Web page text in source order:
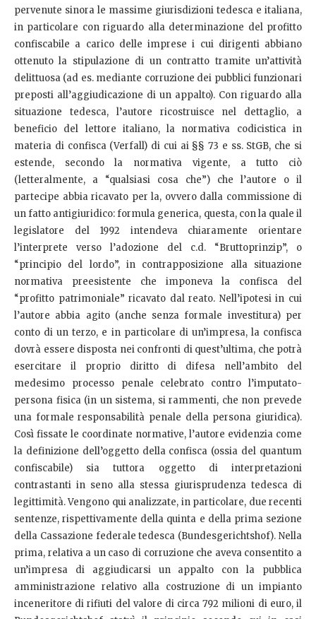
pervenute sinora le massime giurisdizioni tedesca e italiana,
in particolare con riguardo alla determinazione del profitto
confiscabile a carico delle imprese i cui dirigenti abbiano
ottenuto la stipulazione di un contratto tramite un’attività
delittuosa (ad es. mediante corruzione dei pubblici funzionari
preposti all’aggiudicazione di un appalto). Con riguardo alla
situazione tedesca, l’autore ricostruisce nel dettaglio, a
beneficio del lettore italiano, la normativa codicistica in
materia di confisca (Verfall) di cui ai §§ 73 e ss. StGB, che si
estende, secondo la normativa vigente, a tutto ciò
(letteralmente, a “qualsiasi cosa che”) che l’autore o il
partecipe abbia ricavato per la, ovvero dalla commissione di
un fatto antigiuridico: formula generica, questa, con la quale il
legislatore del 1992 intendeva chiaramente orientare
l’interprete verso l’adozione del c.d. “Bruttoprinzip”, o
“principio del lordo”, in contrapposizione alla situazione
normativa preesistente che imponeva la confisca del
“profitto patrimoniale” ricavato dal reato. Nell’ipotesi in cui
l’autore abbia agito (anche senza formale investitura) per
conto di un terzo, e in particolare di un’impresa, la confisca
dovrà essere disposta nei confronti di quest’ultima, che potrà
esercitare il proprio diritto di difesa nell’ambito del
medesimo processo penale celebrato contro l’imputato-
persona fisica (in un sistema, si rammenti, che non prevede
una formale responsabilità penale della persona giuridica).
Così fissate le coordinate normative, l’autore evidenzia come
la definizione dell’oggetto della confisca (ossia del quantum
confiscabile) sia tuttora oggetto di interpretazioni
contrastanti in seno alla stessa giurisprudenza tedesca di
legittimità. Vengono qui analizzate, in particolare, due recenti
sentenze, rispettivamente della quinta e della prima sezione
della Cassazione federale tedesca (Bundesgerichtshof). Nella
prima, relativa a un caso di corruzione che aveva consentito a
un’impresa di aggiudicarsi un appalto con la pubblica
amministrazione relativo alla costruzione di un impianto
inceneritore di rifiuti del valore di circa 792 milioni di euro, il